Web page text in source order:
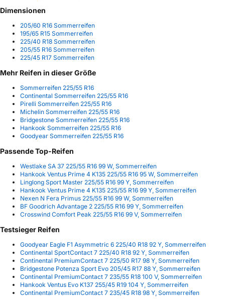
Dimensionen
205/60 R16 Sommerreifen
195/65 R15 Sommerreifen
225/40 R18 Sommerreifen
205/55 R16 Sommerreifen
225/45 R17 Sommerreifen
Mehr Reifen in dieser Größe
Sommerreifen 225/55 R16
Continental Sommerreifen 225/55 R16
Pirelli Sommerreifen 225/55 R16
Michelin Sommerreifen 225/55 R16
Bridgestone Sommerreifen 225/55 R16
Hankook Sommerreifen 225/55 R16
Goodyear Sommerreifen 225/55 R16
Passende Top-Reifen
Westlake SA 37 225/55 R16 99 W, Sommerreifen
Hankook Ventus Prime 4 K135 225/55 R16 95 W, Sommerreifen
Linglong Sport Master 225/55 R16 99 Y, Sommerreifen
Hankook Ventus Prime 4 K135 225/55 R16 99 Y, Sommerreifen
Nexen N Fera Primus 225/55 R16 99 W, Sommerreifen
BF Goodrich Advantage 2 225/55 R16 99 Y, Sommerreifen
Crosswind Comfort Peak 225/55 R16 99 V, Sommerreifen
Testsieger Reifen
Goodyear Eagle F1 Asymmetric 6 225/40 R18 92 Y, Sommerreifen
Continental SportContact 7 225/40 R18 92 Y, Sommerreifen
Continental PremiumContact 7 225/50 R17 98 Y, Sommerreifen
Bridgestone Potenza Sport Evo 205/45 R17 88 Y, Sommerreifen
Continental PremiumContact 7 235/55 R18 100 V, Sommerreifen
Hankook Ventus Evo K137 255/45 R19 104 Y, Sommerreifen
Continental PremiumContact 7 235/45 R18 98 Y, Sommerreifen